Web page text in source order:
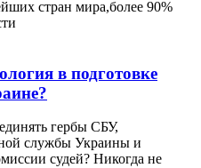
стран мира,более 90%
в подготовке
гербы СБУ,
службы Украины и
судей? Никогда не